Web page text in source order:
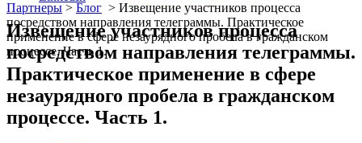
Партнеры > Блог > Извещение участников процесса
посредством направления телеграммы. Практическое
применение в сфере незаурядного пробела в гражданском
процессе. Часть 1.
Извещение участников процесса
посредством направления телеграммы.
Практическое применение в сфере
незаурядного пробела в гражданском
процессе. Часть 1.